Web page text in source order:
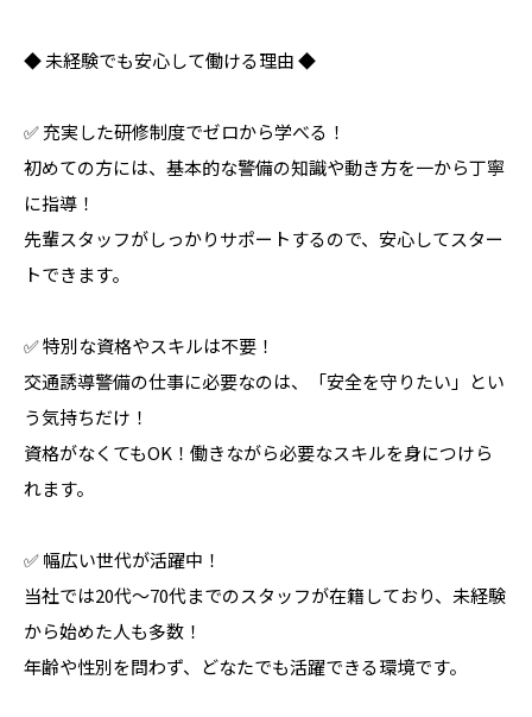
◆ 未経験でも安心して働ける理由 ◆
✅ 充実した研修制度でゼロから学べる！
初めての方には、基本的な警備の知識や動き方を一から丁寧
に指導！
先輩スタッフがしっかりサポートするので、安心してスター
トできます。
✅ 特別な資格やスキルは不要！
交通誘導警備の仕事に必要なのは、「安全を守りたい」とい
う気持ちだけ！
資格がなくてもOK！働きながら必要なスキルを身につけら
れます。
✅ 幅広い世代が活躍中！
当社では20代～70代までのスタッフが在籍しており、未経験
から始めた人も多数！
年齢や性別を問わず、どなたでも活躍できる環境です。